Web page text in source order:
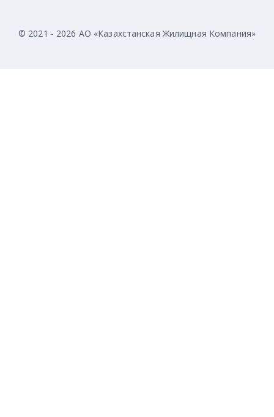
© 2021 - 2026 АО «Казахстанская Жилищная Компания»